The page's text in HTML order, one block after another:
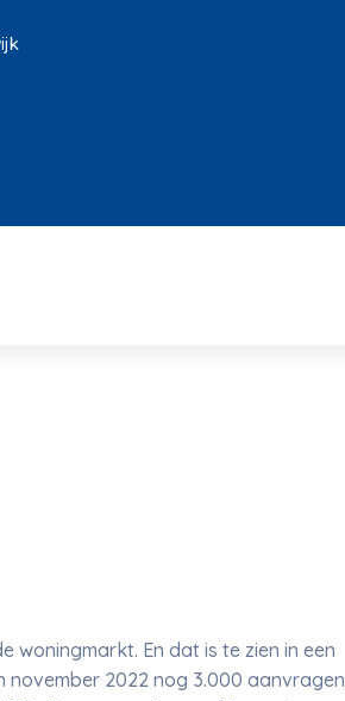
woningmarkt. En dat is te zien in een
2022 nog 3.000 aanvragen